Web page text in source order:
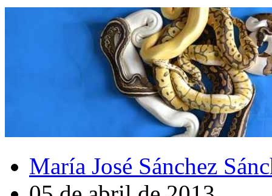
María José Sánchez